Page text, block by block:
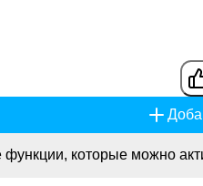
которые можно